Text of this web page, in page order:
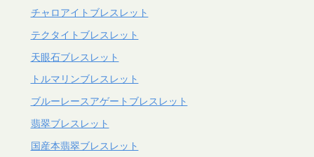
チャロアイトブレスレット
テクタイトブレスレット
天眼石ブレスレット
トルマリンブレスレット
ブルーレースアゲートブレスレット
翡翠ブレスレット
国産本翡翠ブレスレット